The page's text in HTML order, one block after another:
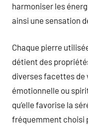
harmoniser les
ainsi une sensation
Chaque pierre
détient des
diverses facettes de
émotionnelle ou
qu’elle favorise la
fréquemment choisi